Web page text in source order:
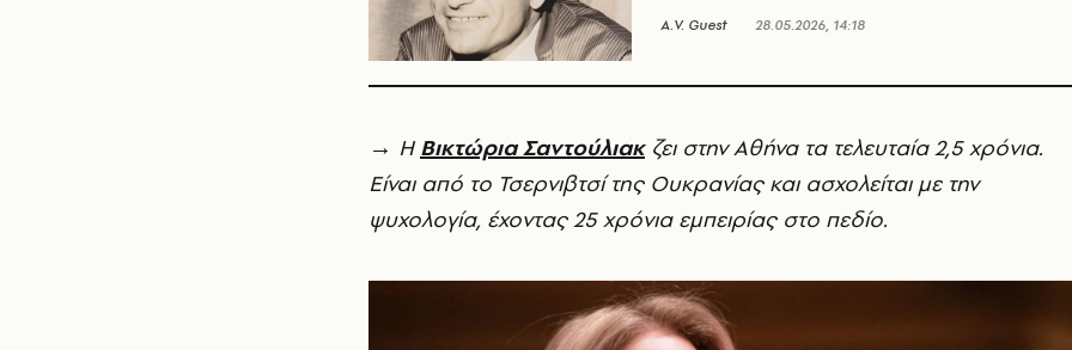
A.V. Guest 28.05.2026, 14:18
→ Η Βικτώρια Σαντούλιακζει στην Αθήνα τα τελευταία 2,5 χρόνια.
Είναι από το Τσερνιβτσί της Ουκρανίας και ασχολείται με την
ψυχολογία, έχοντας 25 χρόνια εμπειρίας στο πεδίο.